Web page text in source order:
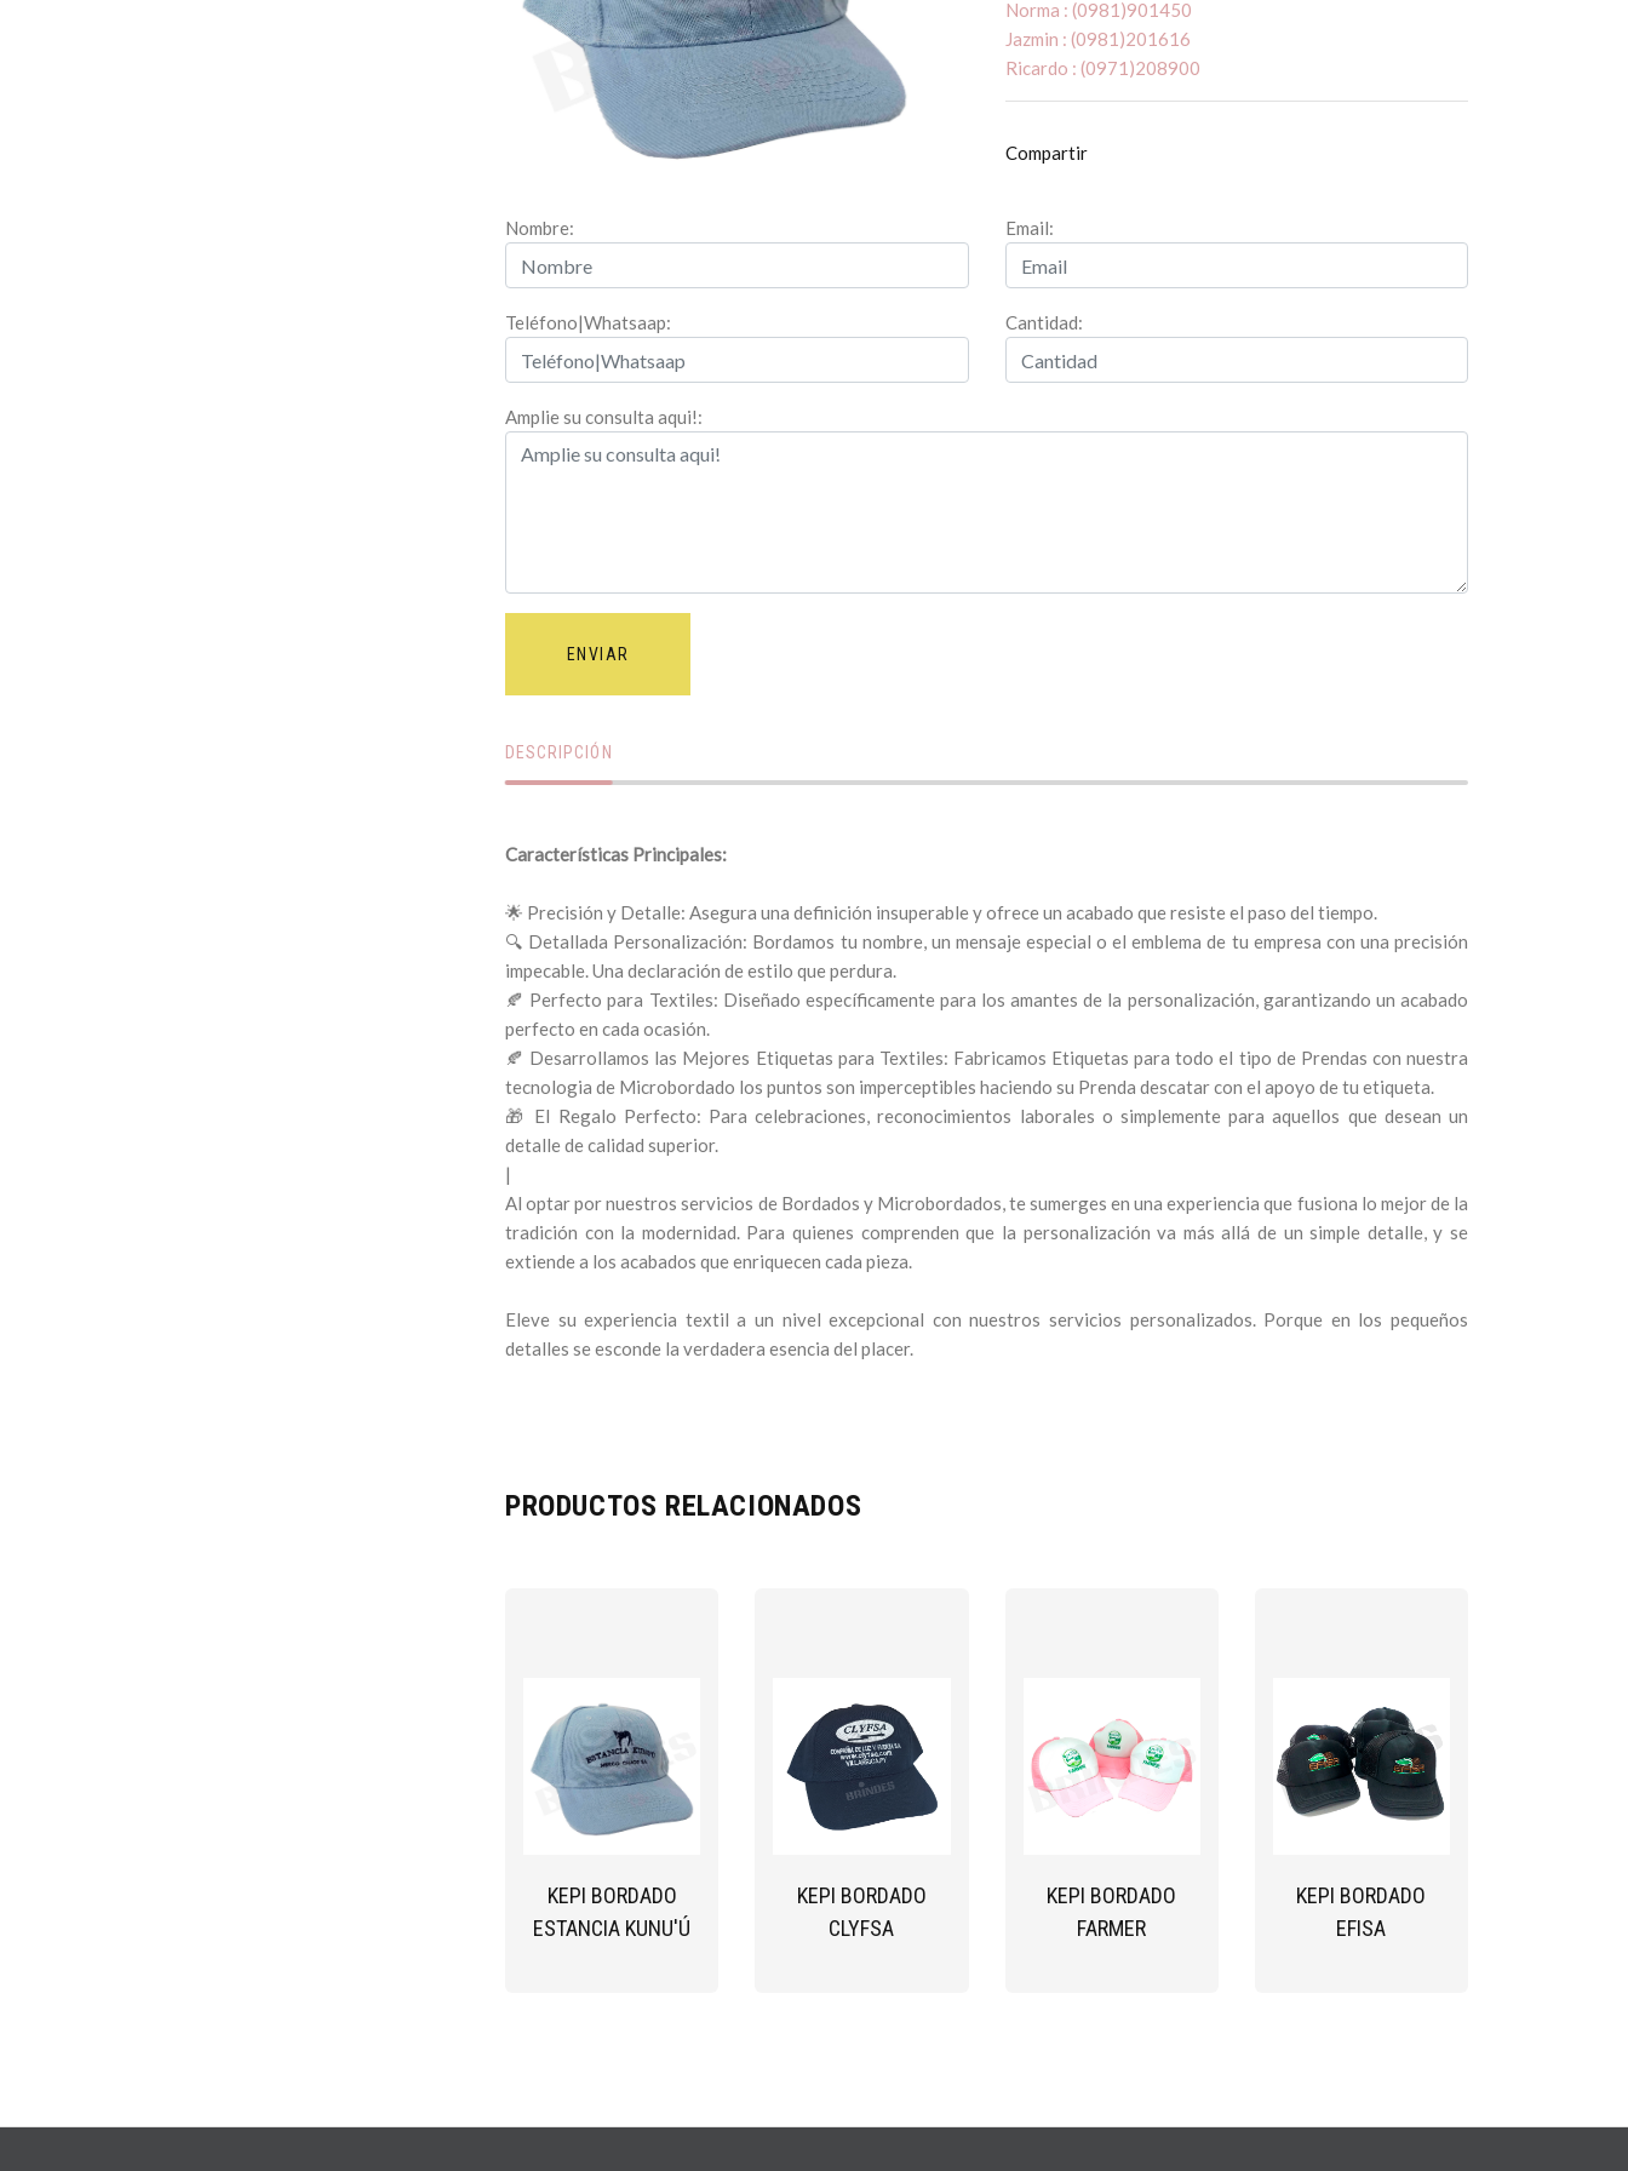
Norma : (0981)901450
Jazmin : (0981)201616
Ricardo : (0971)208900
Compartir
Nombre: Email:
Teléfono|Whatsaap: Cantidad:
Amplie su consulta aqui!:
ENVIAR
DESCRIPCIÓN
Características Principales:
🌟 Precisión y Detalle: Asegura una definición insuperable y ofrece un acabado que resiste el paso del tiempo.
🔍 Detallada Personalización: Bordamos tu nombre, un mensaje especial o el emblema de tu empresa con una precisión
impecable. Una declaración de estilo que perdura.
🍂 Perfecto para Textiles: Diseñado específicamente para los amantes de la personalización, garantizando un acabado
perfecto en cada ocasión.
🍂 Desarrollamos las Mejores Etiquetas para Textiles: Fabricamos Etiquetas para todo el tipo de Prendas con nuestra
tecnologia de Microbordado los puntos son imperceptibles haciendo su Prenda descatar con el apoyo de tu etiqueta.
🎁 El Regalo Perfecto: Para celebraciones, reconocimientos laborales o simplemente para aquellos que desean un
detalle de calidad superior.
|
Al optar por nuestros servicios de Bordados y Microbordados, te sumerges en una experiencia que fusiona lo mejor de la
tradición con la modernidad. Para quienes comprenden que la personalización va más allá de un simple detalle, y se
extiende a los acabados que enriquecen cada pieza.
Eleve su experiencia textil a un nivel excepcional con nuestros servicios personalizados. Porque en los pequeños
detalles se esconde la verdadera esencia del placer.
PRODUCTOS RELACIONADOS
KEPI BORDADO
ESTANCIA KUNU'Ú
KEPI BORDADO
CLYFSA
KEPI BORDADO
FARMER
KEPI BORDADO
EFISA